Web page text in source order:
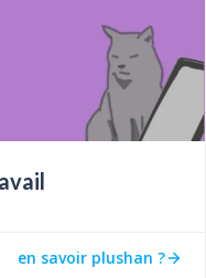
en savoir plushan ?